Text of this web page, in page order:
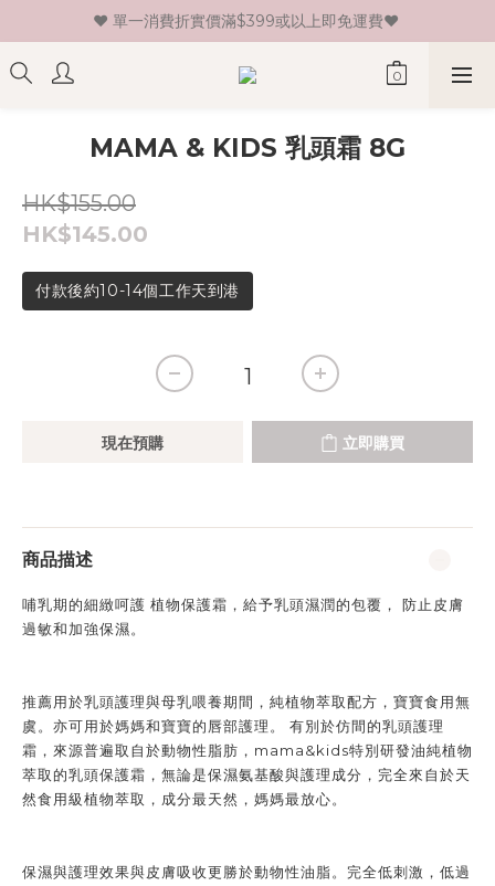
♥ 新會員登記即送HK$30 現金卷♥
♥ 單一消費折實價滿$399或以上即免運費♥
♥ 新會員登記即送HK$30 現金卷♥
MAMA & KIDS 乳頭霜 8G
HK$155.00
HK$145.00
付款後約10-14個工作天到港
現在預購 立即購買
商品描述
哺乳期的細緻呵護 植物保護霜，給予乳頭濕潤的包覆， 防止皮膚
過敏和加強保濕。
推薦用於乳頭護理與母乳喂養期間，純植物萃取配方，寶寶食用無
虞。亦可用於媽媽和寶寶的唇部護理。 有別於仿間的乳頭護理
霜，來源普遍取自於動物性脂肪，mama&kids特別研發油純植物
萃取的乳頭保護霜，無論是保濕氨基酸與護理成分，完全來自於天
然食用級植物萃取，成分最天然，媽媽最放心。
保濕與護理效果與皮膚吸收更勝於動物性油脂。完全低刺激，低過